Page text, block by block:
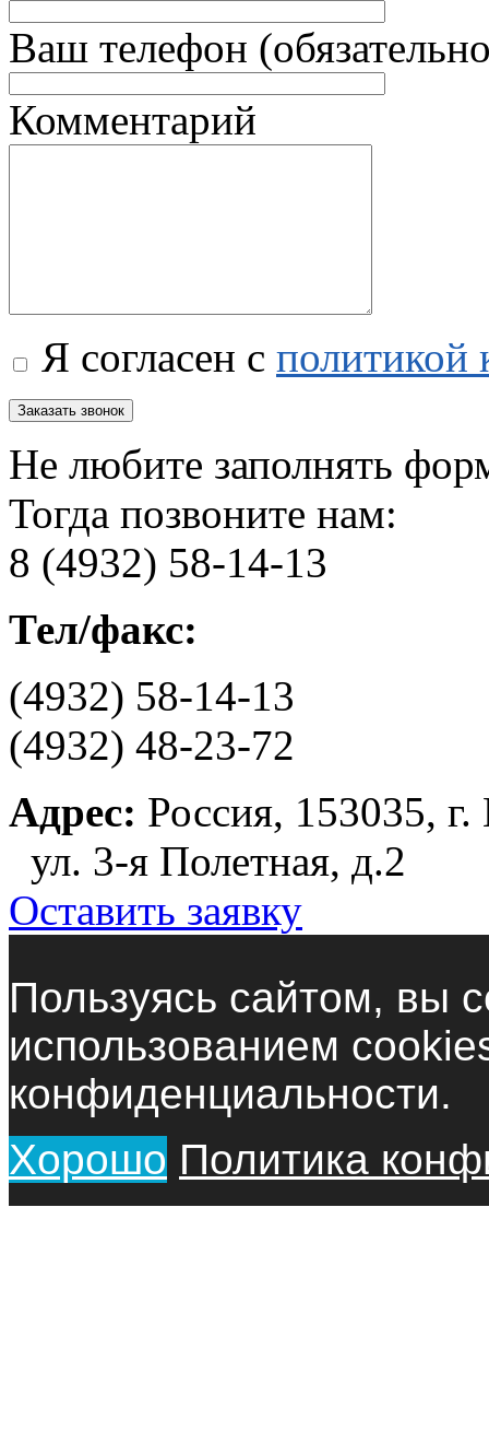
Ваш телефон
Комментарий
Я согласен с политикой
Не любите заполнять
Тогда позвоните нам:
8 (4932) 58-14-13
Тел/факс:
(4932) 58-14-13
(4932) 48-23-72
Адрес: Россия, 153035,
ул. 3-я Полетная, д.2
Оставить заявку
Пользуясь сайтом, вы
использованием
конфиденциальности.
Хорошо Политика